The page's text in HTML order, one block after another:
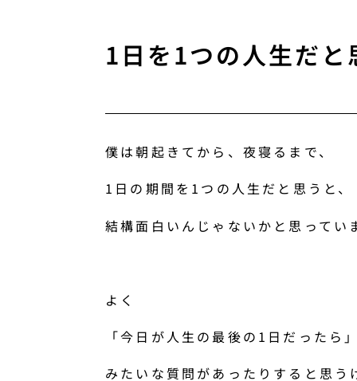
1日を1つの人生だ
僕は朝起きてから、夜寝るまで、
1日の期間を1つの人生だと思うと、
結構面白いんじゃないかと思ってい
よく
「今日が人生の最後の1日だったら
みたいな質問があったりすると思う